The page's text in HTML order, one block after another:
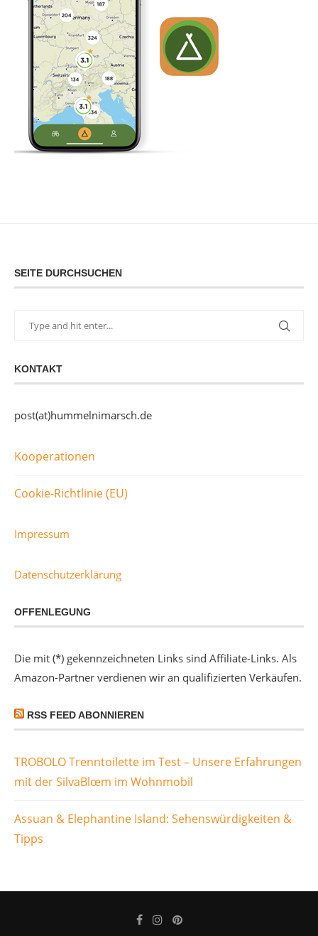
SEITE DURCHSUCHEN
KONTAKT
post(at)hummelnimarsch.de
Kooperationen
Cookie-Richtlinie (EU)
Impressum
Datenschutzerklärung
OFFENLEGUNG
Die mit (*) gekennzeichneten Links sind Affiliate-Links. Als
Amazon-Partner verdienen wir an qualifizierten Verkäufen.
RSS FEED ABONNIEREN
TROBOLO Trenntoilette im Test – Unsere Erfahrungen
mit der SilvaBlœm im Wohnmobil
Assuan & Elephantine Island: Sehenswürdigkeiten &
Tipps